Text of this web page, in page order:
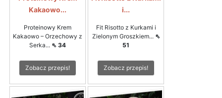
Kakaowo...
Proteinowy Krem
Kakaowo – Orzechowy z
Serka... ⇖ 34
Zobacz przepis!
i...
Fit Risotto z Kurkami i
Zielonym Groszkiem... ⇖
51
Zobacz przepis!